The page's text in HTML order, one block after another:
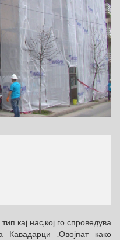
кај нас,кој го спроведува
.Овојпат како